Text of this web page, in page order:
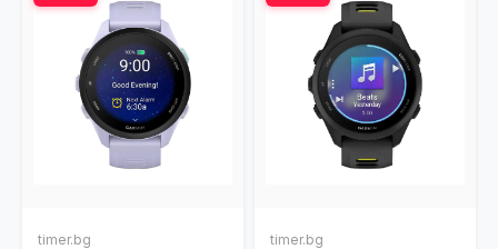
timer.bg timer.bg